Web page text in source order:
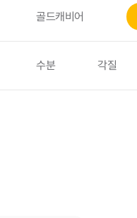
골드캐비어
수분 각질